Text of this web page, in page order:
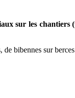
sur les chantiers
de bibennes sur